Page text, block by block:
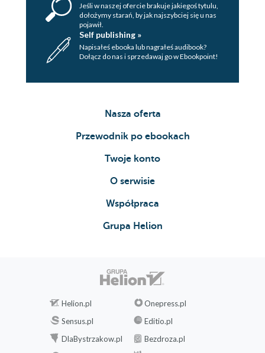
Jeśli w naszej ofercie brakuje jakiegoś tytulu,
dołożymy starań, by jak najszybciej się u nas
pojawił.
Self publishing »
Napisałeś ebooka lub nagrałeś audibook?
Dołącz do nas i sprzedawaj go w Ebookpoint!
Nasza oferta
Przewodnik po ebookach
Twoje konto
O serwisie
Współpraca
Grupa Helion
Helion.pl
Onepress.pl
Sensus.pl
Editio.pl
DlaBystrzakow.pl
Bezdroza.pl